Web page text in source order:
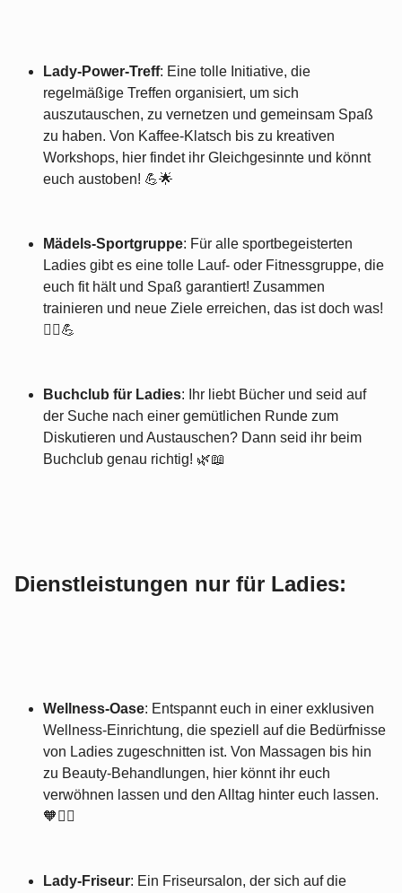
Lady-Power-Treff: Eine tolle Initiative, die
regelmäßige Treffen organisiert, um sich
auszutauschen, zu vernetzen und gemeinsam Spaß
zu haben. Von Kaffee-Klatsch bis zu kreativen
Workshops, hier findet ihr Gleichgesinnte und könnt
euch austoben! 💪🌟
Mädels-Sportgruppe: Für alle sportbegeisterten
Ladies gibt es eine tolle Lauf- oder Fitnessgruppe, die
euch fit hält und Spaß garantiert! Zusammen
trainieren und neue Ziele erreichen, das ist doch was!
🏃‍♀️💪
Buchclub für Ladies: Ihr liebt Bücher und seid auf
der Suche nach einer gemütlichen Runde zum
Diskutieren und Austauschen? Dann seid ihr beim
Buchclub genau richtig! 🌿📖
Dienstleistungen nur für Ladies:
Wellness-Oase: Entspannt euch in einer exklusiven
Wellness-Einrichtung, die speziell auf die Bedürfnisse
von Ladies zugeschnitten ist. Von Massagen bis hin
zu Beauty-Behandlungen, hier könnt ihr euch
verwöhnen lassen und den Alltag hinter euch lassen.
🧡💆‍♀️
Lady-Friseur: Ein Friseursalon, der sich auf die